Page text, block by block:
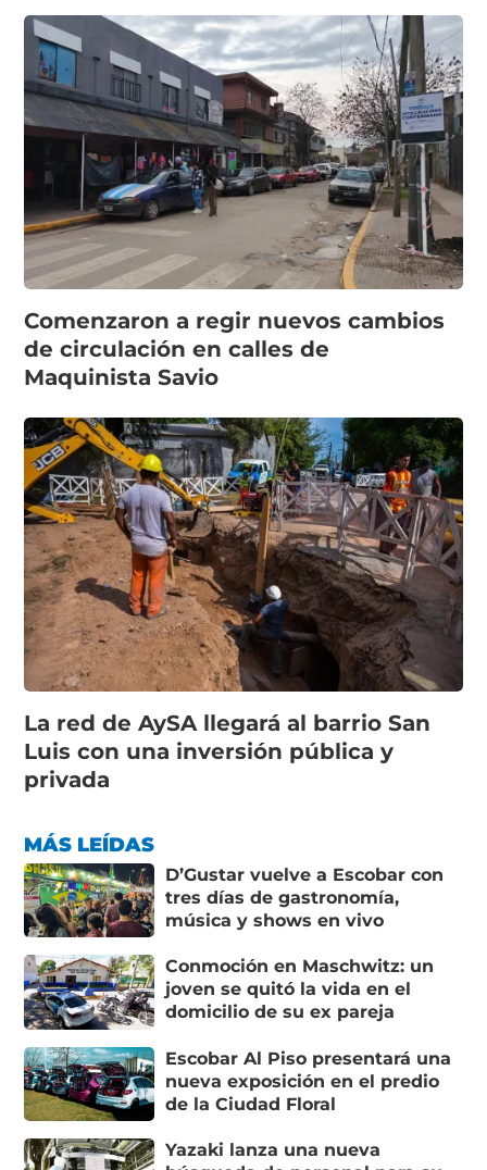
Comenzaron a regir nuevos cambios
de circulación en calles de
Maquinista Savio
La red de AySA llegará al barrio San
Luis con una inversión pública y
privada
MÁS LEÍDAS
D’Gustar vuelve a Escobar con
tres días de gastronomía,
música y shows en vivo
Conmoción en Maschwitz: un
joven se quitó la vida en el
domicilio de su ex pareja
Escobar Al Piso presentará una
nueva exposición en el predio
de la Ciudad Floral
Yazaki lanza una nueva